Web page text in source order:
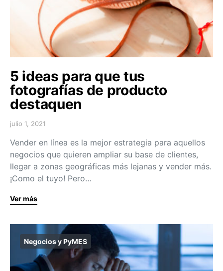
5 ideas para que tus
fotografías de producto
destaquen
julio 1, 2021
Vender en línea es la mejor estrategia para aquellos
negocios que quieren ampliar su base de clientes,
llegar a zonas geográficas más lejanas y vender más.
¡Como el tuyo! Pero…
Ver más
Negocios y PyMES